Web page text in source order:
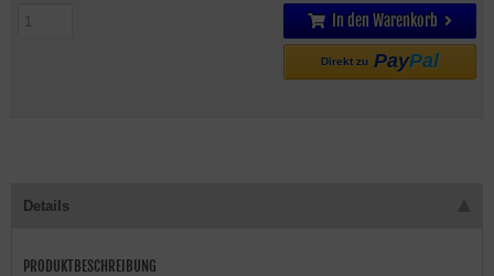
In den Warenkorb
Direkt zu PayPal
Details
PRODUKTBESCHREIBUNG